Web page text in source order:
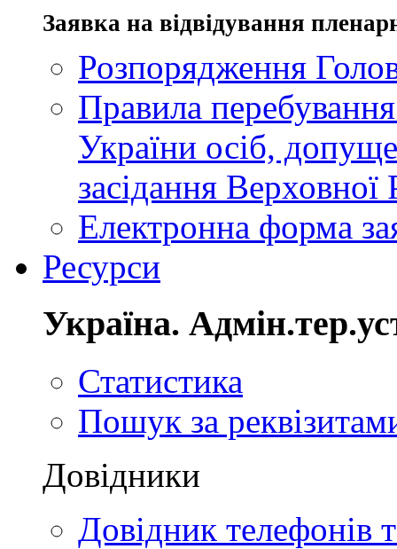
Заявка на відвідування
Розпорядження
Правила
України осіб,
засідання
Електронна форма
Ресурси
Україна.
Статистика
Пошук за
Довідники
Довідник телефонів